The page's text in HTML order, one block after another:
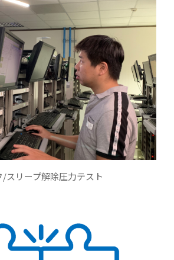
スリープ解除圧力テスト